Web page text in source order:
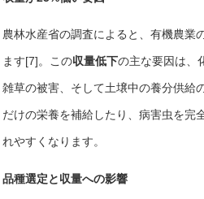
農林水産省の調査によると、有機農業
ます[7]。この収量低下の主な要因は、
雑草の被害、そして土壌中の養分供給
だけの栄養を補給したり、病害虫を完
れやすくなります。
品種選定と収量への影響